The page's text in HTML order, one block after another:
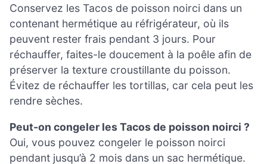
Conservez les Tacos de poisson noirci dans un
contenant hermétique au réfrigérateur, où ils
peuvent rester frais pendant 3 jours. Pour
réchauffer, faites-le doucement à la poêle afin de
préserver la texture croustillante du poisson.
Évitez de réchauffer les tortillas, car cela peut les
rendre sèches.
Peut-on congeler les Tacos de poisson noirci ?
Oui, vous pouvez congeler le poisson noirci
pendant jusqu’à 2 mois dans un sac hermétique.